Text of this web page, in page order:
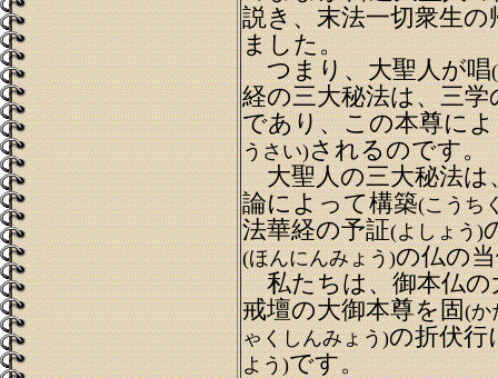
説き、末法一切衆生の
ました。
つまり、大聖人が唱
経の三大秘法は、三学
であり、この本尊に
うさい)されるのです。
大聖人の三大秘法は
論によって構築(こうち
法華経の予証(よしょう)
(ほんにんみょう)の仏の
私たちは、御本仏の
戒壇の大御本尊を固(か
ゃくしんみょう)の折伏行
よう)です。